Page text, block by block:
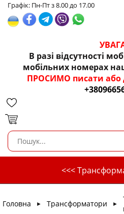
Графік: Пн-Пт з 8.00 до 17.00
В разі відсутності
мобільних номерах
ПРОСИМО писати або
<<<
Головна ► Трансформатори ►